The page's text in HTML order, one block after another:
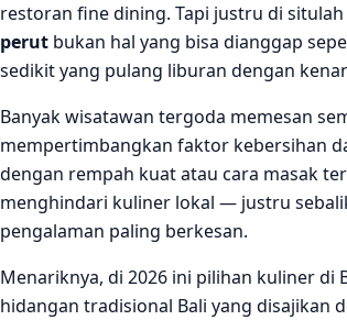
restoran fine dining. Tapi justru di
perut bukan hal yang bisa dianggap
sedikit yang pulang liburan dengan
Banyak wisatawan tergoda memesan
mempertimbangkan faktor kebersihan
dengan rempah kuat atau cara masak
menghindari kuliner lokal — justru
pengalaman paling berkesan.
Menariknya, di 2026 ini pilihan kuliner
hidangan tradisional Bali yang disajikan